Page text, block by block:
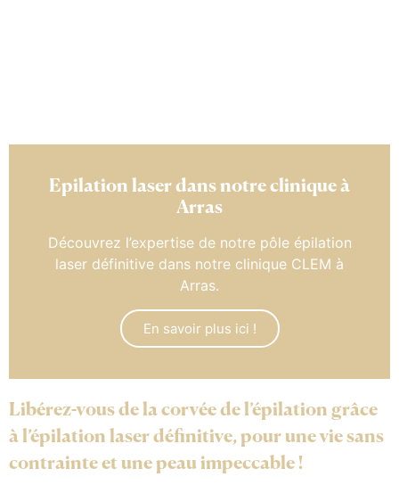
Epilation laser dans notre clinique à
Arras
Découvrez l’expertise de notre pôle épilation
laser définitive dans notre clinique CLEM à
Arras.
En savoir plus ici !
Libérez-vous de la corvée de l’épilation grâce
à l’épilation laser définitive, pour une vie sans
contrainte et une peau impeccable !